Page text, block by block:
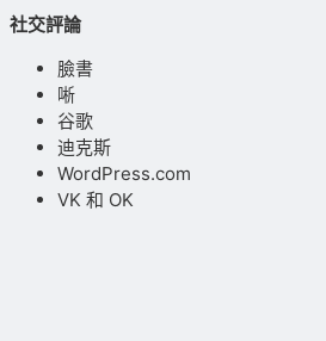
社交評論
臉書
唽
谷歌
迪克斯
WordPress.com
VK 和 OK